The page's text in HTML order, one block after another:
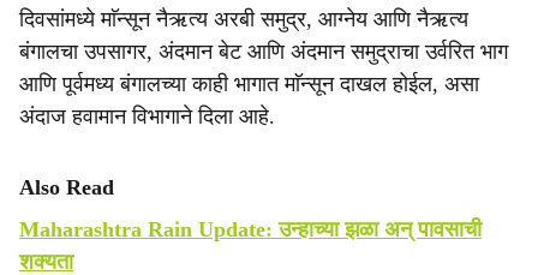
दिवसांमध्ये माॅन्सून नैऋत्य अरबी समुद्र, आग्नेय आणि नैऋत्य
बंगालचा उपसागर, अंदमान बेट आणि अंदमान समुद्राचा उर्वरित भाग
आणि पूर्वमध्य बंगालच्या काही भागात माॅन्सून दाखल होईल, असा
अंदाज हवामान विभागाने दिला आहे.
Also Read
Maharashtra Rain Update: उन्हाच्या झळा अन् पावसाची
शक्यता